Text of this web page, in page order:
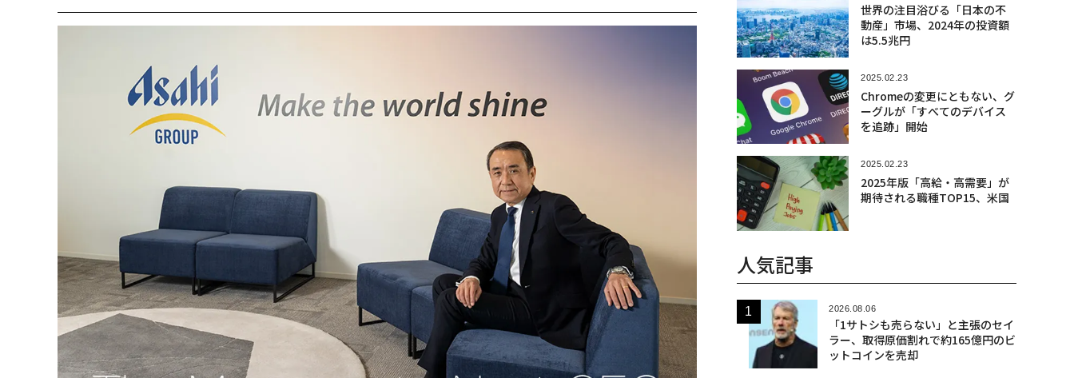
世界の注目浴びる「日本の不
動産」市場、2024年の投資額
は5.5兆円
2025.02.23
Chromeの変更にともない、グ
ーグルが「すべてのデバイス
を追跡」開始
2025.02.23
2025年版「高給・高需要」が
期待される職種TOP15、米国
人気記事
2026.08.06
「1サトシも売らない」と主張のセイ
ラー、取得原価割れで約165億円のビ
ットコインを売却